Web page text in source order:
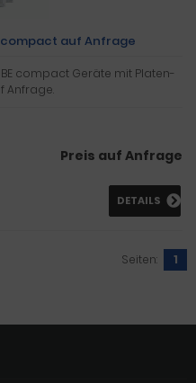
compact auf Anfrage
compact Geräte mit Platen-
Anfrage.
Preis auf Anfrage
DETAILS
Seiten: 1